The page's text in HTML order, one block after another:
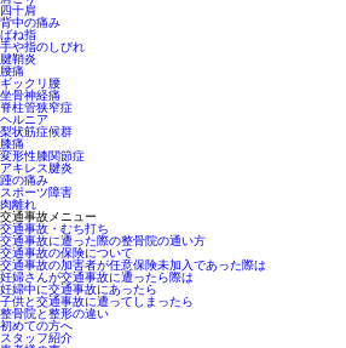
四十肩
背中の痛み
ばね指
手や指のしびれ
腱鞘炎
腰痛
ギックリ腰
坐骨神経痛
脊柱管狭窄症
ヘルニア
梨状筋症候群
膝痛
変形性膝関節症
アキレス腱炎
踵の痛み
スポーツ障害
肉離れ
交通事故メニュー
交通事故・むち打ち
交通事故に遭った際の整骨院の通い方
交通事故の保険について
交通事故の加害者が任意保険未加入であった際は
妊婦さんが交通事故に遭ったら際は
妊婦中に交通事故にあったら
子供と交通事故に遭ってしまったら
整骨院と整形の違い
初めての方へ
スタッフ紹介